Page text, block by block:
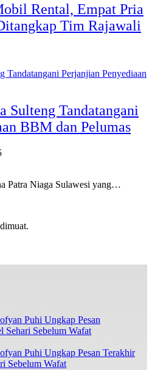
Rental, Empat Pria
Tim Rajawali
Sulteng Tandatangani
BBM dan Pelumas
Patra Niaga Sulawesi yang…
Puhi Ungkap Pesan Terakhir
Sebelum Wafat